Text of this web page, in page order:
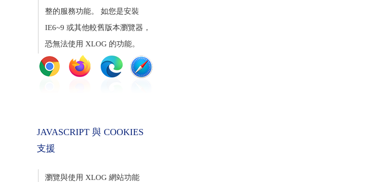
整的服務功能。 如您是安裝
IE6~9 或其他較舊版本瀏覽器，
恐無法使用 XLOG 的功能。
JAVASCRIPT 與 COOKIES
支援
瀏覽與使用 XLOG 網站功能